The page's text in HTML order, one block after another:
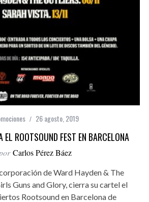
26 agosto, 2019
EL ROOTSOUND FEST EN BARCELONA
Carlos Pérez Báez
de Ward Hayden & The
Guns and Glory, cierra su cartel el
Rootsound en Barcelona de